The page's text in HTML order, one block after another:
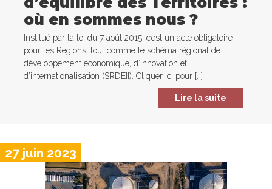
où en sommes nous ?
Institué par la loi du 7 août 2015, c’est un acte obligatoire
pour les Régions, tout comme le schéma régional de
développement économique, d’innovation et
d’internationalisation (SRDEII). Cliquer ici pour […]
Lire la suite
27 juin 2023